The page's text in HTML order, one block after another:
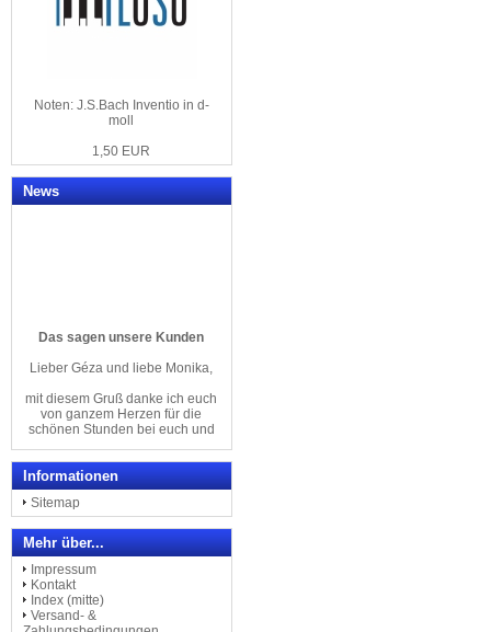
Noten: J.S.Bach Inventio in d-
moll
1,50 EUR
News
von ganzem Herzen für die
schönen Stunden bei euch und
eure warmherzige und liebevolle
Arbeit mit linkshändigen
Menschen an den tollsten
Linkshänder-Klavieren
der Welt.
Regina Kretschmer
& Familie
--------------------------------
Informationen
Sitemap
Mehr über...
Impressum
Kontakt
Index (mitte)
Versand- &